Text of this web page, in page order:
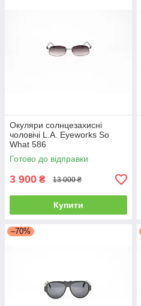
Окуляри солнцезахисні
чоловічі L.A. Eyeworks So
What 586
Готово до відправки
3 900 ₴ 13 000 ₴
Купити
–70%